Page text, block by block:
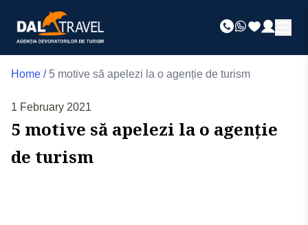
Home / 5 motive să apelezi la o agenție de turism
1 February 2021
5 motive să apelezi la o agenție
de turism